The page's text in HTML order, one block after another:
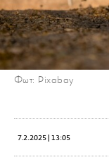
Φωτ: Pixabay
7.2.2025 | 13:05